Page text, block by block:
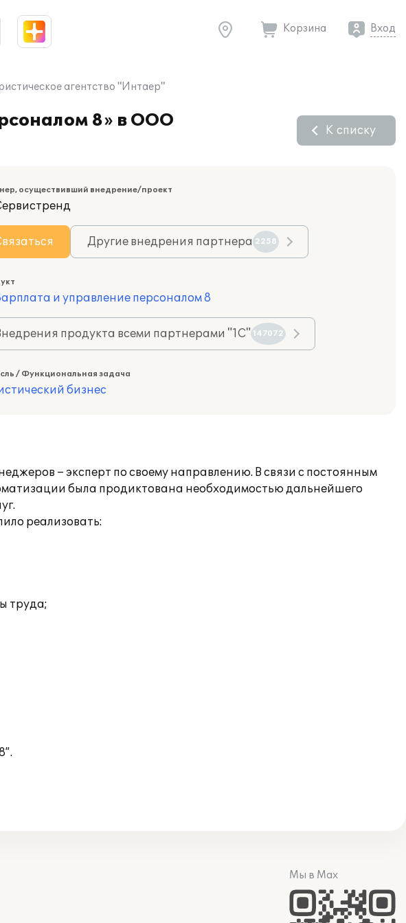
Корзина Вход
агентство "Интаер"
8» в ООО
К списку
осуществивший внедрение/проект
Другие внедрения партнера 2258
и управление персоналом 8
продукта всеми партнерами "1С" 147072
/ Функциональная задача
бизнес
– эксперт по своему направлению. В связи с постоянным
была продиктована необходимостью дальнейшего
реализовать:
труда;
Мы в Max